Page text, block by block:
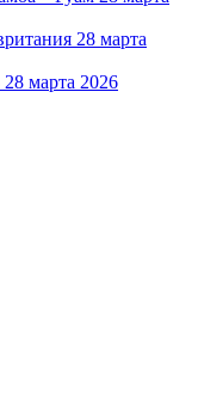
28 марта
марта 2026